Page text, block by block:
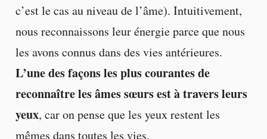
c’est le cas au niveau de l’âme). Intuitivement,
nous reconnaissons leur énergie parce que nous
les avons connus dans des vies antérieures.
L’une des façons les plus courantes de
reconnaître les âmes sœurs est à travers leurs
yeux, car on pense que les yeux restent les
mêmes dans toutes les vies.